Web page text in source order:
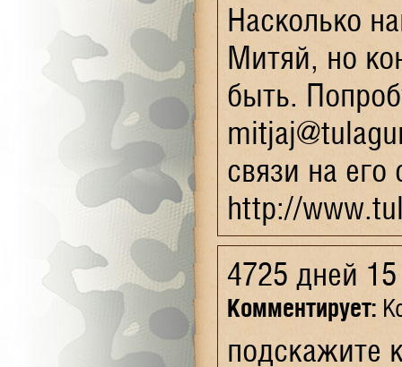
Насколько
Митяй, но
быть.
связи на его
http://
4725 дней
Комментирует:
подскажите